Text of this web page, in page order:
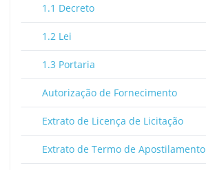
1.1 Decreto
1.2 Lei
1.3 Portaria
Autorização de Fornecimento
Extrato de Licença de Licitação
Extrato de Termo de Apostilamento